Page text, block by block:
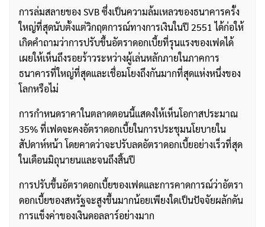
การล่มสลายของ SVB ซึ่งเป็นความล้มเหลวของธนาคารครั้ง
ใหญ่ที่สุดนับตั้งแต่วิกฤตการณ์ทางการเงินในปี 2551 ได้ก่อให้
เกิดคำถามว่าการปรับขึ้นอัตราดอกเบี้ยที่รุนแรงของเฟดได้
เผยให้เห็นถึงรอยร้าวระหว่างผู้เล่นหลักภายในภาคการ
ธนาคารที่ใหญ่ที่สุดและเชื่อมโยงถึงกันมากที่สุดแห่งหนึ่งของ
โลกหรือไม่
การกำหนดราคาในตลาดตอนนี้แสดงให้เห็นโอกาสประมาณ
35% ที่เฟดจะคงอัตราดอกเบี้ยในการประชุมนโยบายใน
สัปดาห์หน้า โดยคาดว่าจะปรับลดอัตราดอกเบี้ยอย่างเร็วที่สุด
ในเดือนมิถุนายนและจนถึงสิ้นปี
การปรับขึ้นอัตราดอกเบี้ยของเฟดและการคาดการณ์ว่าอัตรา
ดอกเบี้ยของสหรัฐจะสูงขึ้นมากน้อยเพียงใดเป็นปัจจัยผลักดัน
การแข็งค่าของเงินดอลลาร์อย่างมาก